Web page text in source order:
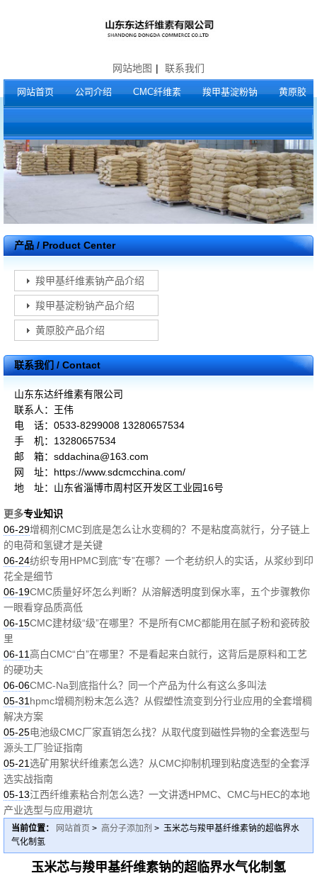
网站地图 | 联系我们
网站首页 公司介绍 CMC纤维素 羧甲基淀粉钠 黄原胶
产品 / Product Center
羧甲基纤维素钠产品介绍
羧甲基淀粉钠产品介绍
黄原胶产品介绍
联系我们 / Contact
山东东达纤维素有限公司
联系人：王伟
电 话：0533-8299008 13280657534
手 机：13280657534
邮 箱：sddachina@163.com
网 址：https://www.sdcmcchina.com/
地 址：山东省淄博市周村区开发区工业园16号
更多专业知识
06-29增稠剂CMC到底是怎么让水变稠的？不是粘度高就行，分子链上
的电荷和氢键才是关键
06-24纺织专用HPMC到底“专”在哪？一个老纺织人的实话，从浆纱到印
花全是细节
06-19CMC质量好坏怎么判断？从溶解透明度到保水率，五个步骤教你
一眼看穿品质高低
06-15CMC建材级“级”在哪里？不是所有CMC都能用在腻子粉和瓷砖胶
里
06-11高白CMC“白”在哪里？不是看起来白就行，这背后是原料和工艺
的硬功夫
06-06CMC-Na到底指什么？同一个产品为什么有这么多叫法
05-31 hpmc增稠剂粉末怎么选？从假塑性流变到分行业应用的全套增稠
解决方案
05-25电池级CMC厂家直销怎么找？从取代度到磁性异物的全套选型与
源头工厂验证指南
05-21选矿用絮状纤维素怎么选？从CMC抑制机理到粘度选型的全套浮
选实战指南
05-13江西纤维素粘合剂怎么选？一文讲透HPMC、CMC与HEC的本地
产业选型与应用避坑
当前位置： 网站首页 > 高分子添加剂 > 玉米芯与羧甲基纤维素钠的超临界水
气化制氢
玉米芯与羧甲基纤维素钠的超临界水气化制氢